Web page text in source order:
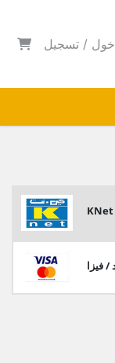
/ تسجيل
KNet
/ فيزا